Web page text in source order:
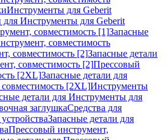
Инструменты для Geberit
для Инструменты для Geberit
совместимость [1]Запасные
совместимость
совместимость [2]Запасные детали
совместимость [2]Прессовый
[2XL]Запасные детали для
[2XL]Инструменты
детали для Инструменты для
заглушкаСредства для
Запасные детали для
Прессовый инструмент,